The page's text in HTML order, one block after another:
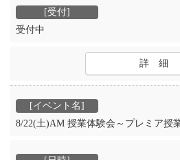
受付中
詳 細
8/22(土)AM 授業体験会～プレミア授